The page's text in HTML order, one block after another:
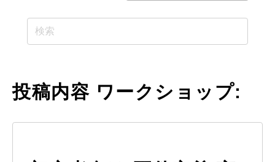
投稿内容 ワークショップ: